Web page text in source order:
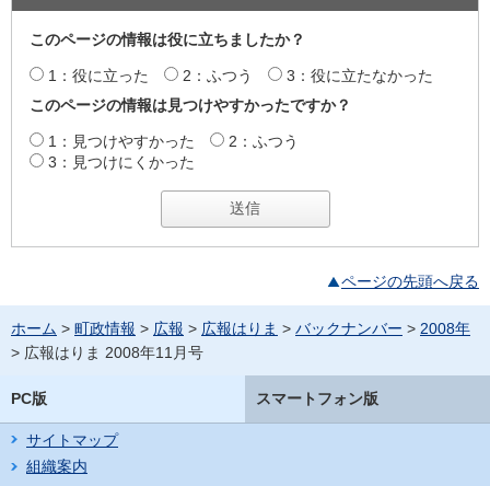
このページの情報は役に立ちましたか？
1：役に立った 2：ふつう
3：役に立たなかった
このページの情報は見つけやすかったですか？
1：見つけやすかった
2：ふつう
3：見つけにくかった
ページの先頭へ戻る
ホーム > 町政情報 > 広報 > 広報はりま > バックナンバー > 2008年
> 広報はりま 2008年11月号
PC版 スマートフォン版
サイトマップ
組織案内